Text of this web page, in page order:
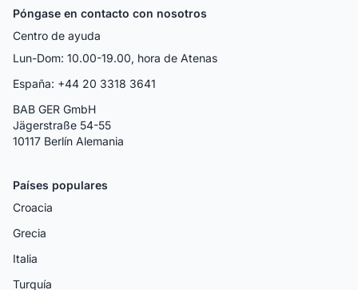
Póngase en contacto con nosotros
Centro de ayuda
Lun-Dom: 10.00-19.00, hora de Atenas
España: +44 20 3318 3641
BAB GER GmbH
Jägerstraße 54-55
10117 Berlín Alemania
Países populares
Croacia
Grecia
Italia
Turquía